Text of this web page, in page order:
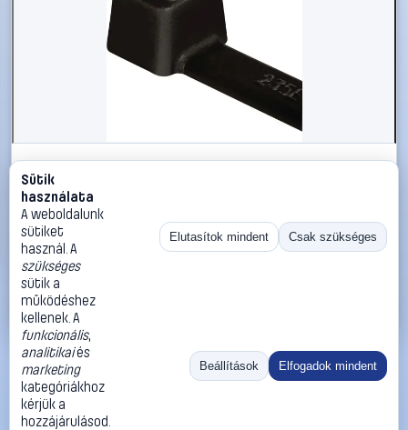
Időjárásálló kábelkötegelő készlet 390 x 4,7 mm,
fekete, 100 db, HellermannTyton 111-05460 T80L-W-BK-
C1
HellermannTyton Kábelkötegelő
10 990 Ft
Kosárba
«
Ugrás:
Méret:
Rendezés:
©2026
ÁSZF
Sütik
használata
A weboldalunk
sütiket
használ. A
szükséges
sütik a
működéshez
kellenek. A
funkcionális,
analitikaiés
marketing
kategóriákhoz
kérjük a
hozzájárulásod.
Elutasítok mindent Csak szükséges
Beállítások Elfogadok mindent